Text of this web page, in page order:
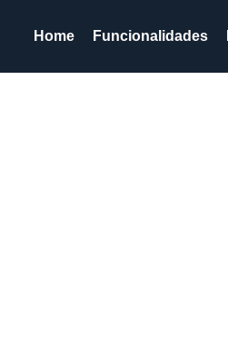
Home Funcionalidades